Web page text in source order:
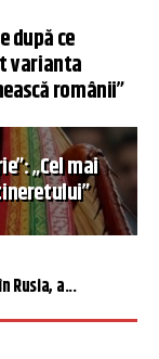
după ce
varianta
românii”
„Cel mai
Rusia, a...